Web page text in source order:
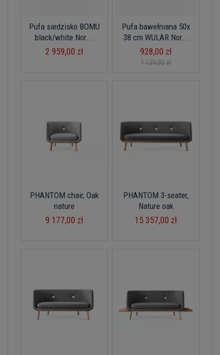
Pufa siedzisko BOMU
black/white Nor...
2 959,00 zł
Pufa bawełniana 50x
38 cm WULAR Nor...
928,00 zł
1 139,00 zł
PHANTOM chair, Oak
nature
9 177,00 zł
PHANTOM 3-seater,
Nature oak
15 357,00 zł